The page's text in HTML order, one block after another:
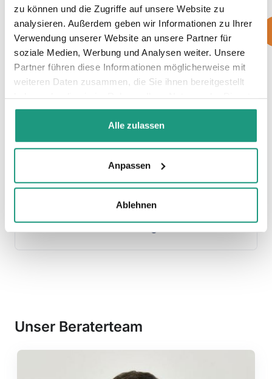
zu können und die Zugriffe auf unsere Website zu
analysieren. Außerdem geben wir Informationen zu Ihrer
Verwendung unserer Website an unsere Partner für
soziale Medien, Werbung und Analysen weiter. Unsere
Partner führen diese Informationen möglicherweise mit
weiteren Daten zusammen, die Sie ihnen bereitgestellt
gesammelt haben.
Alle zulassen
Anpassen
Ablehnen
Zielcheck und Verifikation Scope
Persona Entwicklung mit Co-Creation-
Workshops
Mitbewerberanalyse
USP Swisssolar mit Kurzumfrage
Massnahmenstossrichtungen Marketing
Studierendenmarketing UZH
Unser Beraterteam